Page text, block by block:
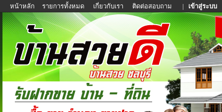
หน้าหลัก รายการทั้งหมด เกี่ยวกับเรา ติดต่อสอบถาม | เข้าสู่ระบบ